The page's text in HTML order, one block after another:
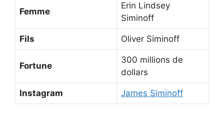
Femme
Erin Lindsey
Siminoff
Fils Oliver Siminoff
Fortune
300 millions de
dollars
Instagram James Siminoff